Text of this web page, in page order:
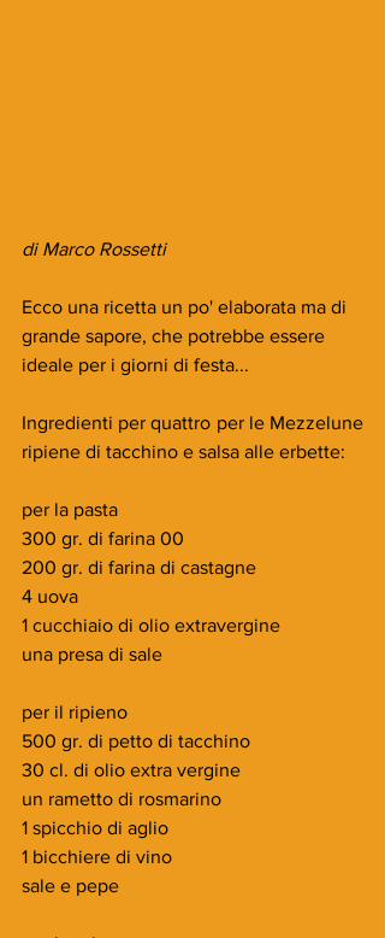
di Marco Rossetti
Ecco una ricetta un po' elaborata ma di
grande sapore, che potrebbe essere
ideale per i giorni di festa...
Ingredienti per quattro per le Mezzelune
ripiene di tacchino e salsa alle erbette:
per la pasta
300 gr. di farina 00
200 gr. di farina di castagne
4 uova
1 cucchiaio di olio extravergine
una presa di sale
per il ripieno
500 gr. di petto di tacchino
30 cl. di olio extra vergine
un rametto di rosmarino
1 spicchio di aglio
1 bicchiere di vino
sale e pepe